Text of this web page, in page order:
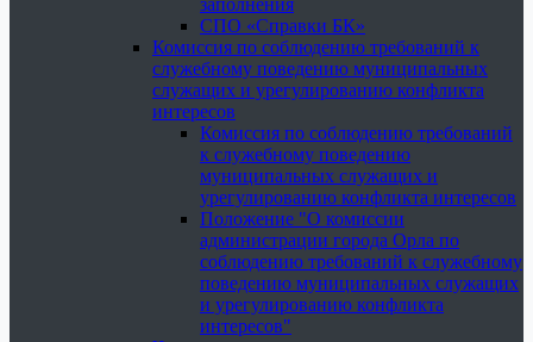
заполнения
СПО «Справки БК»
Комиссия по соблюдению требований к
служебному поведению муниципальных
служащих и урегулированию конфликта
интересов
Комиссия по соблюдению требований
к служебному поведению
муниципальных служащих и
урегулированию конфликта интересов
Положение "О комиссии
администрации города Орла по
соблюдению требований к служебному
поведению муниципальных служащих
и урегулированию конфликта
интересов"